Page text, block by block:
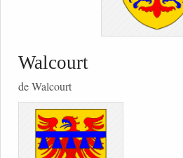
Walcourt
de Walcourt